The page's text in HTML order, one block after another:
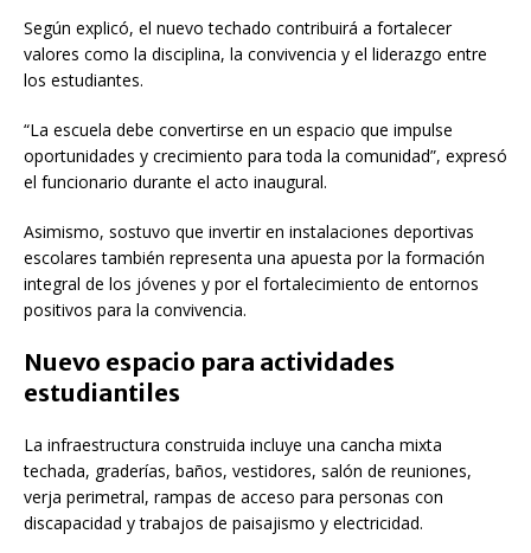
Según explicó, el nuevo techado contribuirá a fortalecer
valores como la disciplina, la convivencia y el liderazgo entre
los estudiantes.
“La escuela debe convertirse en un espacio que impulse
oportunidades y crecimiento para toda la comunidad”, expresó
el funcionario durante el acto inaugural.
Asimismo, sostuvo que invertir en instalaciones deportivas
escolares también representa una apuesta por la formación
integral de los jóvenes y por el fortalecimiento de entornos
positivos para la convivencia.
Nuevo espacio para actividades
estudiantiles
La infraestructura construida incluye una cancha mixta
techada, graderías, baños, vestidores, salón de reuniones,
verja perimetral, rampas de acceso para personas con
discapacidad y trabajos de paisajismo y electricidad.